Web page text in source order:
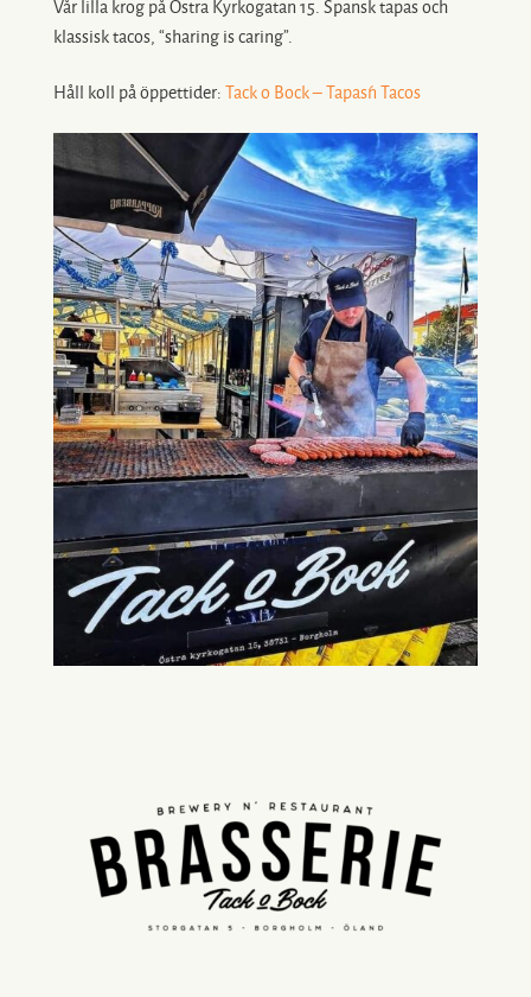
Vår lilla krog på Östra Kyrkogatan 15. Spansk tapas och
klassisk tacos, “sharing is caring”.
Håll koll på öppettider: Tack o Bock – Tapas´n Tacos